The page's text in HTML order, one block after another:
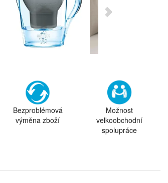
Bezproblémová
výměna zboží
Možnost
velkoobchodní
spolupráce